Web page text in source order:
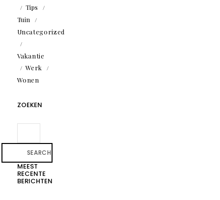
Tips
Tuin
Uncategorized
Vakantie
Werk
Wonen
ZOEKEN
SEARCH
MEEST
RECENTE
BERICHTEN